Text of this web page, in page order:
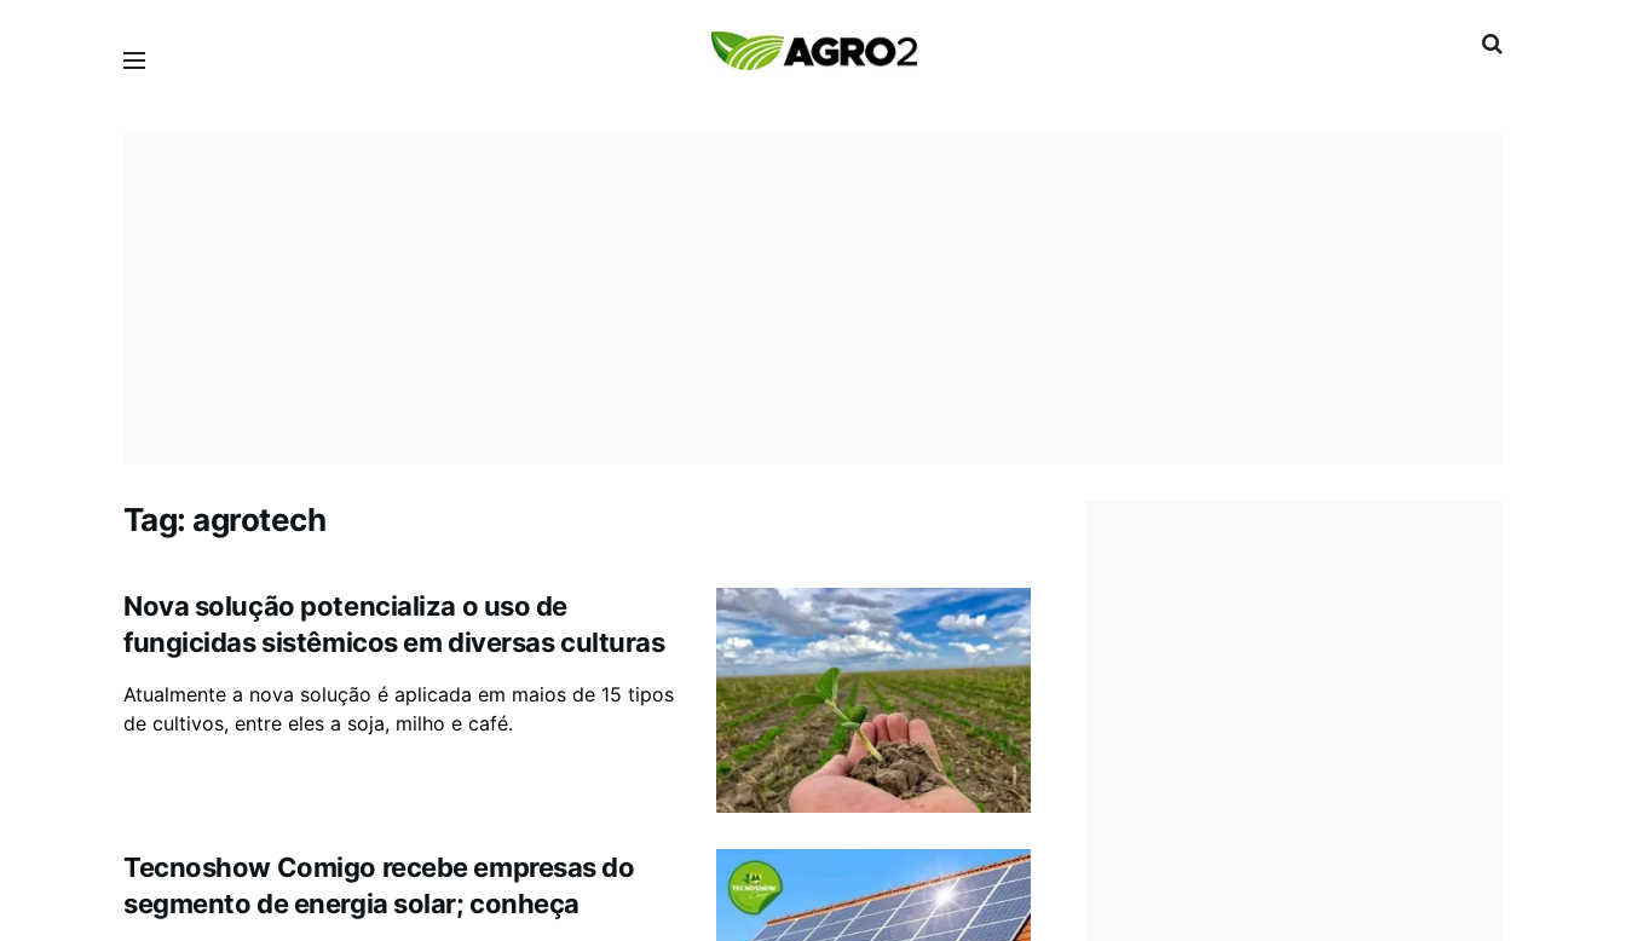
Tag: agrotech
Nova solução potencializa o uso de
fungicidas sistêmicos em diversas culturas
Atualmente a nova solução é aplicada em maios de 15 tipos
de cultivos, entre eles a soja, milho e café.
Tecnoshow Comigo recebe empresas do
segmento de energia solar; conheça